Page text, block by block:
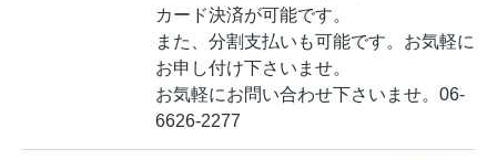
カード決済が可能です。
また、分割支払いも可能です。お気軽に
お申し付け下さいませ。
お気軽にお問い合わせ下さいませ。06-
6626-2277